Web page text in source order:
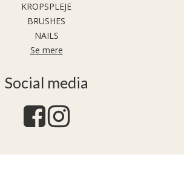
KROPSPLEJE
BRUSHES
NAILS
Se mere
Social media